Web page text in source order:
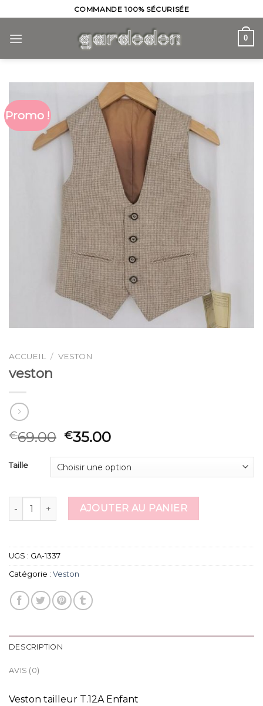
to
content
COMMANDE 100% SÉCURISÉE
0
Promo !
ACCUEIL / VESTON
veston
€69.00 €35.00
Taille
quantité de vestonAJOUTER AU PANIER
UGS : GA-1337
Catégorie : Veston
DESCRIPTION
AVIS (0)
Veston tailleur T.12A Enfant